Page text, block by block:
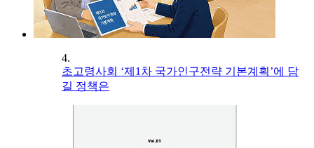
4.
초고령사회 ‘제1차 국가인구전략 기본계획’에 담
길 정책은